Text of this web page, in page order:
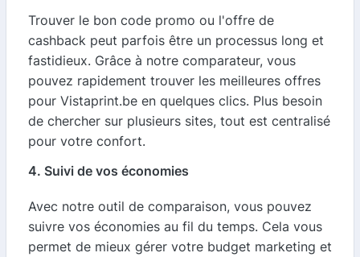
Trouver le bon code promo ou l'offre de
cashback peut parfois être un processus long et
fastidieux. Grâce à notre comparateur, vous
pouvez rapidement trouver les meilleures offres
pour Vistaprint.be en quelques clics. Plus besoin
de chercher sur plusieurs sites, tout est centralisé
pour votre confort.
4. Suivi de vos économies
Avec notre outil de comparaison, vous pouvez
suivre vos économies au fil du temps. Cela vous
permet de mieux gérer votre budget marketing et